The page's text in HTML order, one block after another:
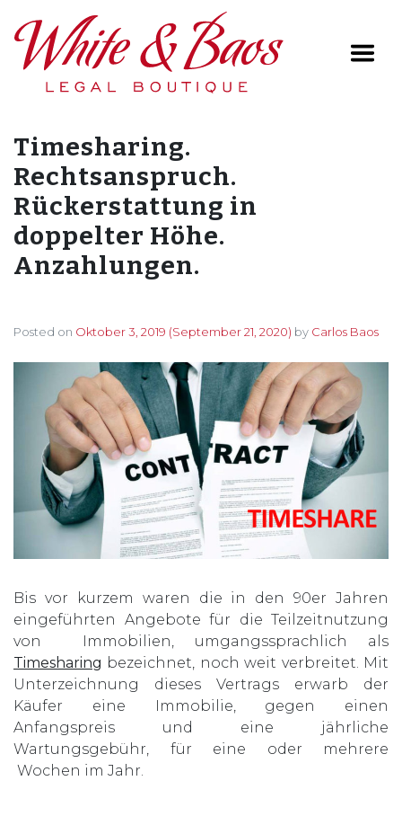
Main Navigation
Timesharing.
Rechtsanspruch.
Rückerstattung in
doppelter Höhe.
Anzahlungen.
Posted on Oktober 3, 2019 (September 21, 2020) by Carlos Baos
Bis vor kurzem waren die in den 90er Jahren
eingeführten Angebote für die Teilzeitnutzung
von Immobilien, umgangssprachlich als
Timesharing bezeichnet, noch weit verbreitet. Mit
Unterzeichnung dieses Vertrags erwarb der
Käufer eine Immobilie, gegen einen
Anfangspreis und eine jährliche
Wartungsgebühr, für eine oder mehrere
Wochen im Jahr.